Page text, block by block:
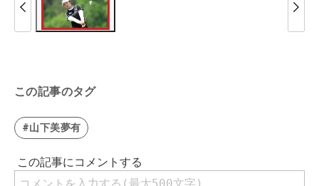
この記事のタグ
#山下美夢有